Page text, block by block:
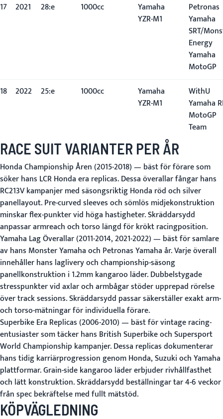
17
2021 28:e 1000cc
Yamaha
YZR-M1
Petronas
Yamaha
SRT/
Energy
Yamaha
MotoGP
18
2022 25:e 1000cc
Yamaha
YZR-M1
WithU
Yamaha
MotoGP
Team
RACE SUIT VARIANTER PER ÅR
Honda Championship Åren (2015-2018)— bäst för förare som
söker hans LCR Honda era replicas. Dessa överallar fångar hans
RC213V kampanjer med säsongsriktig Honda röd och silver
panellayout. Pre-curved sleeves och sömlös midjekonstruktion
minskar flex-punkter vid höga hastigheter. Skräddarsydd
anpassar armreach och torso längd för krökt racingposition.
Yamaha Lag Överallar (2011-2014, 2021-2022)— bäst för samlare
av hans Monster Yamaha och Petronas Yamaha år. Varje överall
innehåller hans laglivery och championship-säsong
panellkonstruktion i 1.2mm kangaroo läder. Dubbelstygade
stresspunkter vid axlar och armbågar stöder upprepad rörelse
över track sessions. Skräddarsydd passar säkerställer exakt arm-
och torso-mätningar för individuella förare.
Superbike Era Replicas (2006-2010)— bäst för vintage racing-
entusiaster som täcker hans British Superbike och Supersport
World Championship kampanjer. Dessa replicas dokumenterar
hans tidig karriärprogression genom Honda, Suzuki och Yamaha
plattformar. Grain-side kangaroo läder erbjuder rivhållfasthet
och lätt konstruktion. Skräddarsydd beställningar tar 4-6 veckor
från spec bekräftelse med fullt mätstöd.
KÖPVÄGLEDNING